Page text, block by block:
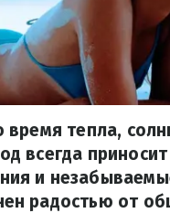
время тепла,
всегда
и
радостью от